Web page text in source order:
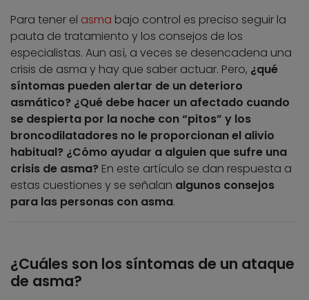
Para tener el asma bajo control es preciso seguir la
pauta de tratamiento y los consejos de los
especialistas. Aun así, a veces se desencadena una
crisis de asma y hay que saber actuar. Pero, ¿qué
síntomas pueden alertar de un deterioro
asmático? ¿Qué debe hacer un afectado cuando
se despierta por la noche con “pitos” y los
broncodilatadores no le proporcionan el alivio
habitual? ¿Cómo ayudar a alguien que sufre una
crisis de asma? En este artículo se dan respuesta a
estas cuestiones y se señalan algunos consejos
para las personas con asma.
¿Cuáles son los síntomas de un ataque
de asma?